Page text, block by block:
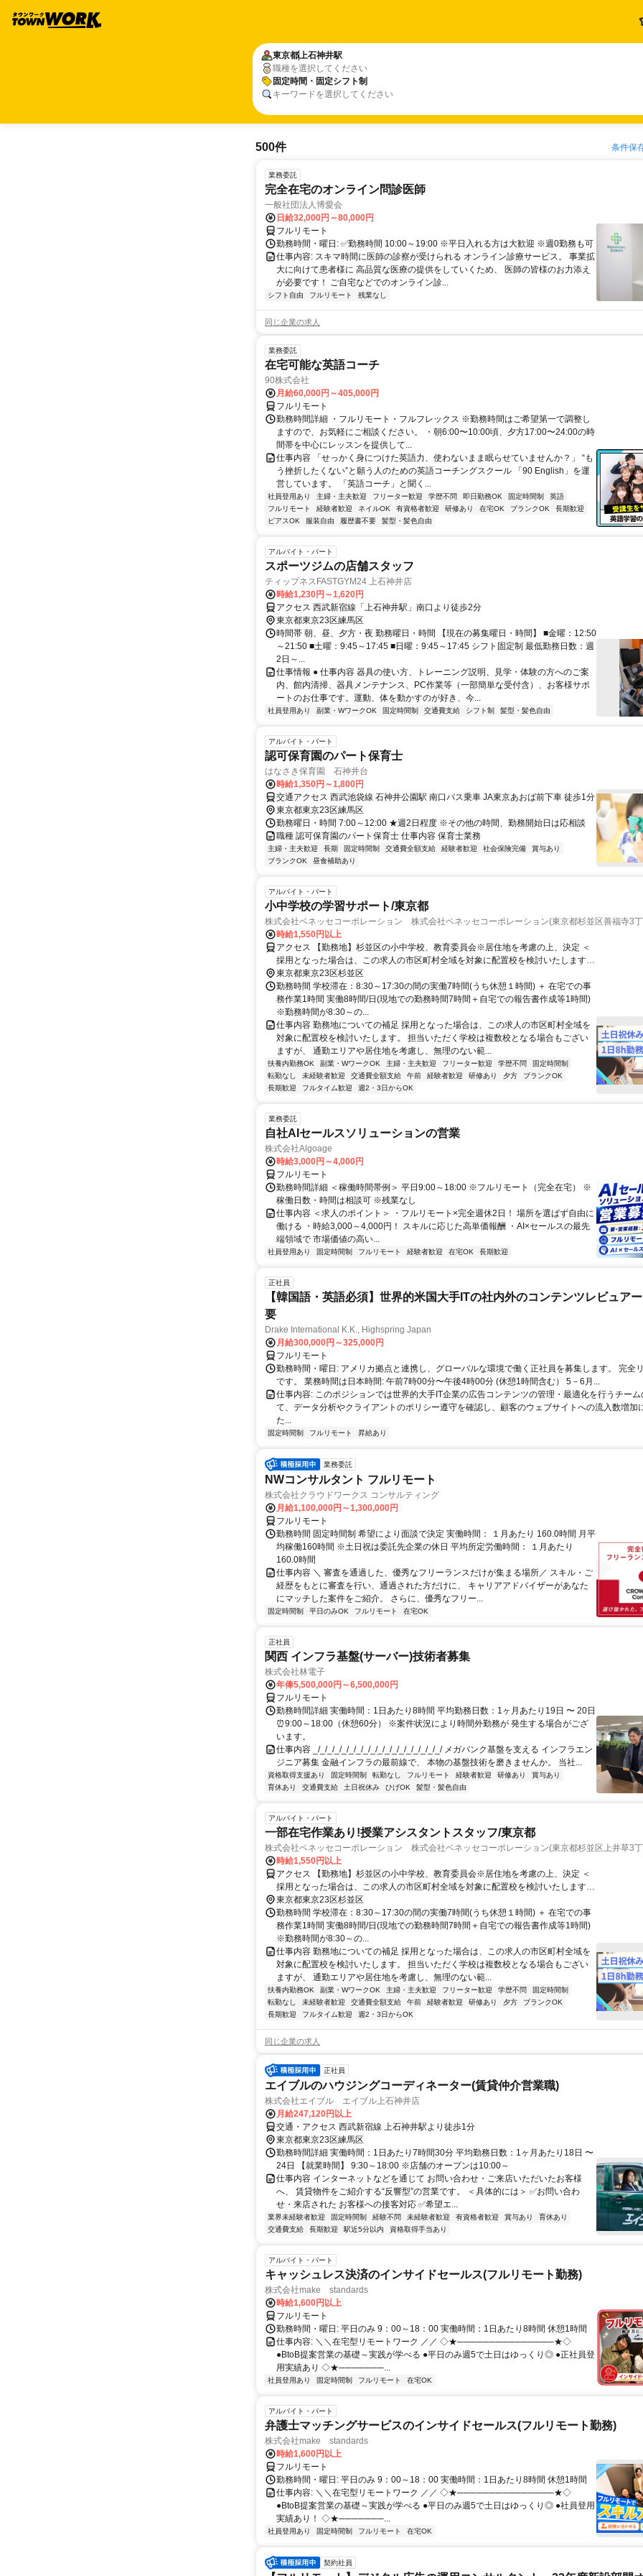
東京都上石神井駅
職種を選択してください
固定時間・固定シフト制
キーワードを選択してください
500件 条件保
業務委託
完全在宅のオンライン問診医師
一般社団法人博愛会
日給32,000円～80,000円
フルリモート
勤務時間・曜日: ✅勤務時間 10:00～19:00 ※平日入れる方は大歓迎 ※週0勤務も可
仕事内容: スキマ時間に医師の診察が受けられる オンライン診療サービス。 事業拡
大に向けて患者様に 高品質な医療の提供をしていくため、 医師の皆様のお力添え
が必要です！ ご自宅などでのオンライン診...
シフト自由 フルリモート 残業なし
同じ企業の求人
業務委託
在宅可能な英語コーチ
90株式会社
月給60,000円～405,000円
フルリモート
勤務時間詳細 ・フルリモート・フルフレックス ※勤務時間はご希望第一で調整し
ますので、お気軽にご相談ください。 ・朝6:00〜10:00頃、夕方17:00〜24:00の時
間帯を中心にレッスンを提供して...
仕事内容 「せっかく身につけた英語力、使わないまま眠らせていませんか？」 “も
う挫折したくない”と願う人のための英語コーチングスクール 「90 English」を運
営しています。 「英語コーチ」と聞く...
社員登用あり 主婦・主夫歓迎 フリーター歓迎 学歴不問 即日勤務OK 固定時間制
英語
フルリモート
経験者歓迎 ネイルOK 有資格者歓迎 研修あり 在宅OK ブランクOK
長期歓迎
ピアスOK
服装自由 履歴書不要 髪型・髪色自由
アルバイト・パート
スポーツジムの店舗スタッフ
ティップネスFASTGYM24 上石神井店
時給1,230円～1,620円
アクセス 西武新宿線「上石神井駅」南口より徒歩2分
東京都東京23区練馬区
時間帯 朝、昼、夕方・夜 勤務曜日・時間 【現在の募集曜日・時間】 ■金曜：12:50
～21:50 ■土曜：9:45～17:45 ■日曜：9:45～17:45 シフト固定制 最低勤務日数：週
2日～...
仕事情報 ● 仕事内容 器具の使い方、トレーニング説明、見学・体験の方へのご案
内、館内清掃、器具メンテナンス、PC作業等（一部簡単な受付含）、お客様サポ
ートのお仕事です。運動、体を動かすのが好き、今...
社員登用あり 副業・WワークOK 固定時間制 交通費支給 シフト制 髪型・髪色自由
アルバイト・パート
認可保育園のパート保育士
はなさき保育園 石神井台
時給1,350円～1,800円
交通アクセス 西武池袋線 石神井公園駅 南口バス乗車 JA東京あおば前下車 徒歩1分
東京都東京23区練馬区
勤務曜日・時間 7:00～12:00 ★週2日程度 ※その他の時間、勤務開始日は応相談
職種 認可保育園のパート保育士 仕事内容 保育士業務
主婦・主夫歓迎 長期 固定時間制 交通費全額支給 経験者歓迎 社会保険完備
賞与あり
ブランクOK
昼食補助あり
アルバイト・パート
小中学校の学習サポート/東京都
株式会社ベネッセコーポレーション 株式会社ベネッセコーポレーション(東京都杉並区善福寺3
時給1,550円以上
アクセス 【勤務地】杉並区の小中学校、教育委員会※居住地を考慮の上、決定 ＜
採用となった場合は、この求人の市区町村全域を対象に配置校を検討いたします。
担当いただく学校は複数校となる場合もございますが、通勤エリアや居住地を考慮
し、無理のない範囲でご勤務いただけるよう、最終的にはご相談の上で決定いたし
ます。＞
東京都東京23区杉並区
勤務時間 学校滞在：8:30～17:30の間の実働7時間(うち休憩１時間) ＋ 在宅での事
務作業1時間 実働8時間/日(現地での勤務時間7時間＋自宅での報告書作成等1時間)
※勤務時間が8:30～の...
仕事内容 勤務地についての補足 採用となった場合は、この求人の市区町村全域を
対象に配置校を検討いたします。 担当いただく学校は複数校となる場合もござい
ますが、 通勤エリアや居住地を考慮し、無理のない範...
扶養内勤務OK 副業・WワークOK 主婦・主夫歓迎 フリーター歓迎 学歴不問
固定時間制
転勤なし
未経験者歓迎 交通費全額支給 午前 経験者歓迎 研修あり 夕方
ブランクOK
長期歓迎
フルタイム歓迎 週2・3日からOK
業務委託
自社AIセールスソリューションの営業
株式会社Algoage
時給3,000円～4,000円
フルリモート
勤務時間詳細 ＜稼働時間帯例＞ 平日9:00～18:00 ※フルリモート（完全在宅） ※
稼働日数・時間は相談可 ※残業なし
仕事内容 ＜求人のポイント＞ ・フルリモート×完全週休2日！ 場所を選ばず自由に
働ける ・時給3,000～4,000円！ スキルに応じた高単価報酬 ・AI×セールスの最先
端領域で 市場価値の高い...
社員登用あり 固定時間制 フルリモート 経験者歓迎 在宅OK 長期歓迎
正社員
【韓国語・英語必須】世界的米国大手ITの社内外のコンテンツレビュア
要
Drake International K.K., Highspring Japan
月給300,000円～325,000円
フルリモート
勤務時間・曜日: アメリカ拠点と連携し、グローバルな環境で働く正社員を募集します。 完全
です。 業務時間は日本時間: 午前7時00分〜午後4時00分 (休憩1時間含む） 5－6月...
仕事内容: このポジションでは世界的大手IT企業の広告コンテンツの管理・最適化を行うチー
て、データ分析やクライアントのポリシー遵守を確認し、顧客のウェブサイトへの流入数増加
た...
固定時間制 フルリモート 昇給あり
業務委託
NWコンサルタント フルリモート
株式会社クラウドワークス コンサルティング
月給1,100,000円～1,300,000円
フルリモート
勤務時間 固定時間制 希望により面談で決定 実働時間： １月あたり 160.0時間 月平
均稼働160時間 ※土日祝は委託先企業の休日 平均所定労働時間： １月あたり
160.0時間
仕事内容 ＼ 審査を通過した、優秀なフリーランスだけが集まる場所／ スキル・ご
経歴をもとに審査を行い、通過された方だけに、 キャリアアドバイザーがあなた
にマッチした案件をご紹介。 さらに、優秀なフリー...
固定時間制 平日のみOK フルリモート 在宅OK
正社員
関西 インフラ基盤(サーバー)技術者募集
株式会社林電子
年俸5,500,000円～6,500,000円
フルリモート
勤務時間詳細 実働時間：1日あたり8時間 平均勤務日数：1ヶ月あたり19日 〜 20日
⏰9:00～18:00（休憩60分） ※案件状況により時間外勤務が 発生する場合がござ
います。
仕事内容 _/_/_/_/_/_/_/_/_/_/_/_/_/_/_/_/_/_/ メガバンク基盤を支える インフラエン
ジニア募集 金融インフラの最前線で、 本物の基盤技術を磨きませんか。 当社...
資格取得支援あり 固定時間制 転勤なし フルリモート 経験者歓迎 研修あり
賞与あり
育休あり
交通費支給 土日祝休み ひげOK 髪型・髪色自由
アルバイト・パート
一部在宅作業あり!授業アシスタントスタッフ/東京都
株式会社ベネッセコーポレーション 株式会社ベネッセコーポレーション(東京都杉並区上井草3
時給1,550円以上
アクセス 【勤務地】杉並区の小中学校、教育委員会※居住地を考慮の上、決定 ＜
採用となった場合は、この求人の市区町村全域を対象に配置校を検討いたします。
担当いただく学校は複数校となる場合もございますが、通勤エリアや居住地を考慮
し、無理のない範囲でご勤務いただけるよう、最終的にはご相談の上で決定いたし
ます。＞
東京都東京23区杉並区
勤務時間 学校滞在：8:30～17:30の間の実働7時間(うち休憩１時間) ＋ 在宅での事
務作業1時間 実働8時間/日(現地での勤務時間7時間＋自宅での報告書作成等1時間)
※勤務時間が8:30～の...
仕事内容 勤務地についての補足 採用となった場合は、この求人の市区町村全域を
対象に配置校を検討いたします。 担当いただく学校は複数校となる場合もござい
ますが、 通勤エリアや居住地を考慮し、無理のない範...
扶養内勤務OK 副業・WワークOK 主婦・主夫歓迎 フリーター歓迎 学歴不問
固定時間制
転勤なし
未経験者歓迎 交通費全額支給 午前 経験者歓迎 研修あり 夕方
ブランクOK
長期歓迎
フルタイム歓迎 週2・3日からOK
同じ企業の求人
正社員
エイブルのハウジングコーディネーター(賃貸仲介営業職)
株式会社エイブル エイブル上石神井店
月給247,120円以上
交通・アクセス 西武新宿線 上石神井駅より徒歩1分
東京都東京23区練馬区
勤務時間詳細 実働時間：1日あたり7時間30分 平均勤務日数：1ヶ月あたり18日 〜
24日 【就業時間】 9:30～18:00 ※店舗のオープンは10:00～
仕事内容 インターネットなどを通じて お問い合わせ・ご来店いただいたお客様
へ、 賃貸物件をご紹介する“反響型”の営業です。 ＜具体的には＞ ✅お問い合わ
せ・来店された お客様への接客対応 ✅希望エ...
業界未経験者歓迎 固定時間制 経験不問 未経験者歓迎 有資格者歓迎 賞与あり
育休あり
交通費支給
長期歓迎 駅近5分以内 資格取得手当あり
アルバイト・パート
キャッシュレス決済のインサイドセールス(フルリモート勤務)
株式会社make standards
時給1,600円以上
フルリモート
勤務時間・曜日: 平日のみ 9：00～18：00 実働時間：1日あたり8時間 休憩1時間
仕事内容: ＼＼在宅型リモートワーク ／／ ◇★───────────────★◇
●BtoB提案営業の基礎～実践が学べる ●平日のみ週5で土日はゆっくり◎ ●正社員登
用実績あり ◇★───────...
社員登用あり 固定時間制 フルリモート 在宅OK
アルバイト・パート
弁護士マッチングサービスのインサイドセールス(フルリモート勤務)
株式会社make standards
時給1,600円以上
フルリモート
勤務時間・曜日: 平日のみ 9：00～18：00 実働時間：1日あたり8時間 休憩1時間
仕事内容: ＼＼在宅型リモートワーク ／／ ◇★───────────────★◇
●BtoB提案営業の基礎～実践が学べる ●平日のみ週5で土日はゆっくり◎ ●社員登用
実績あり！ ◇★───────...
社員登用あり 固定時間制 フルリモート 在宅OK
契約社員